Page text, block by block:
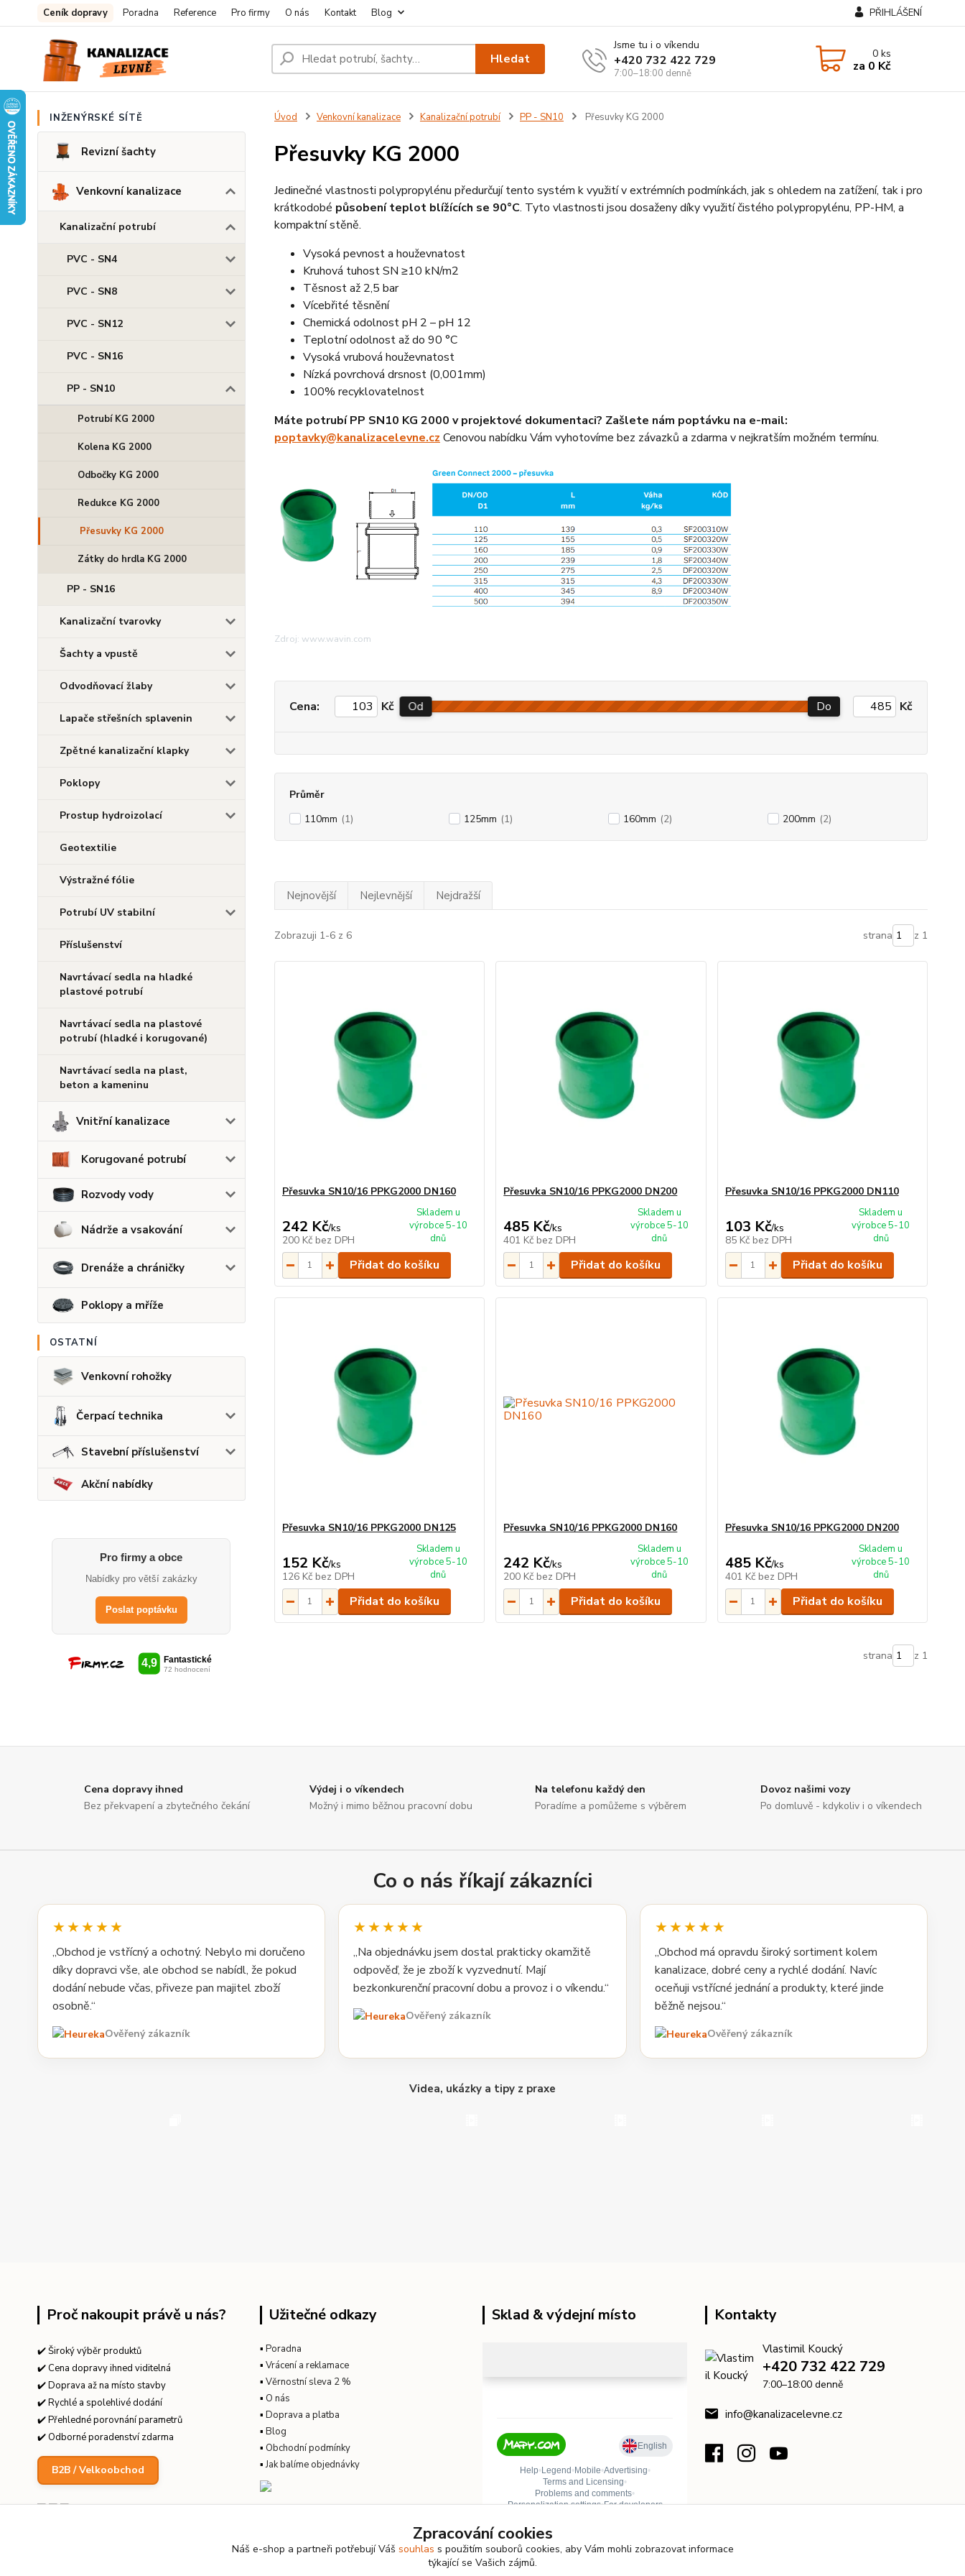
Ceník dopravy Poradna Reference Pro firmy O nás Kontakt Blog PŘIHLÁŠENÍ
Hledat
Jsme tu i o víkendu
+420 732 422 729
7:00–18:00 denně
0ks
za 0 Kč
INŽENÝRSKÉ SÍTĚ
Revizní šachty
Venkovní kanalizace
Kanalizační potrubí
PVC - SN4
PVC - SN8
PVC - SN12
PVC - SN16
PP - SN10
Potrubí KG 2000
Kolena KG 2000
Odbočky KG 2000
Redukce KG 2000
Přesuvky KG 2000
Zátky do hrdla KG 2000
PP - SN16
Kanalizační tvarovky
Šachty a vpustě
Odvodňovací žlaby
Lapače střešních splavenin
Zpětné kanalizační klapky
Poklopy
Prostup hydroizolací
Geotextilie
Výstražné fólie
Potrubí UV stabilní
Příslušenství
Navrtávací sedla na hladké
plastové potrubí
Navrtávací sedla na plastové
potrubí (hladké i korugované)
Navrtávací sedla na plast,
beton a kameninu
Vnitřní kanalizace
Korugované potrubí
Rozvody vody
Nádrže a vsakování
Drenáže a chráničky
Poklopy a mříže
OSTATNÍ
Venkovní rohožky
Čerpací technika
Stavební příslušenství
Akční nabídky
Pro firmy a obce
Nabídky pro větší zakázky
Poslat poptávku
Úvod Venkovní kanalizace Kanalizační potrubí PP - SN10 Přesuvky KG 2000
Přesuvky KG 2000
Jedinečné vlastnosti polypropylénu předurčují tento systém k využití v extrémních podmínkách, jak s ohledem na zatížení, tak i pro
krátkodobé působení teplot blížících se 90°C. Tyto vlastnosti jsou dosaženy díky využití čistého polypropylénu, PP-HM, a
kompaktní stěně.
Vysoká pevnost a houževnatost
Kruhová tuhost SN ≥10 kN/m2
Těsnost až 2,5 bar
Vícebřité těsnění
Chemická odolnost pH 2 – pH 12
Teplotní odolnost až do 90 °C
Vysoká vrubová houževnatost
Nízká povrchová drsnost (0,001mm)
100% recyklovatelnost
Máte potrubí PP SN10 KG 2000 v projektové dokumentaci? Zašlete nám poptávku na e-mail:
poptavky@kanalizacelevne.cz Cenovou nabídku Vám vyhotovíme bez závazků a zdarma v nejkratším možném termínu.
Zdroj: www.wavin.com
Cena: Kč Od Do Kč
Průměr
110mm (1) 125mm (1) 160mm (2) 200mm (2)
Nejnovější Nejlevnější Nejdražší
Zobrazuji 1-6 z 6 strana z 1
Přesuvka SN10/16 PPKG2000 DN160
242 Kč/ks
200 Kč bez DPH
Skladem u
výrobce 5-10
dnů
Přidat do košíku
Přesuvka SN10/16 PPKG2000 DN200
485 Kč/ks
401 Kč bez DPH
Skladem u
výrobce 5-10
dnů
Přidat do košíku
Přesuvka SN10/16 PPKG2000 DN110
103 Kč/ks
85 Kč bez DPH
Skladem u
výrobce 5-10
dnů
Přidat do košíku
Přesuvka SN10/16 PPKG2000 DN125
152 Kč/ks
126 Kč bez DPH
Skladem u
výrobce 5-10
dnů
Přidat do košíku
Přesuvka SN10/16 PPKG2000 DN160
242 Kč/ks
200 Kč bez DPH
Skladem u
výrobce 5-10
dnů
Přidat do košíku
Přesuvka SN10/16 PPKG2000 DN200
485 Kč/ks
401 Kč bez DPH
Skladem u
výrobce 5-10
dnů
Přidat do košíku
strana z 1
Cena dopravy ihned
Bez překvapení a zbytečného čekání
Výdej i o víkendech
Možný i mimo běžnou pracovní dobu
Na telefonu každý den
Poradíme a pomůžeme s výběrem
Dovoz našimi vozy
Po domluvě - kdykoliv i o víkendech
Co o nás říkají zákazníci
★★★★★
„Obchod je vstřícný a ochotný. Nebylo mi doručeno
díky dopravci vše, ale obchod se nabídl, že pokud
dodání nebude včas, přiveze pan majitel zboží
osobně.“
Ověřený zákazník
★★★★★
„Na objednávku jsem dostal prakticky okamžitě
odpověď, že je zboží k vyzvednutí. Mají
bezkonkurenční pracovní dobu a provoz i o víkendu.“
Ověřený zákazník
★★★★★
„Obchod má opravdu široký sortiment kolem
kanalizace, dobré ceny a rychlé dodání. Navíc
oceňuji vstřícné jednání a produkty, které jinde
běžně nejsou.“
Ověřený zákazník
Videa, ukázky a tipy z praxe
Proč nakoupit právě u nás?
✔️ Široký výběr produktů
✔️ Cena dopravy ihned viditelná
✔️ Doprava až na místo stavby
✔️ Rychlé a spolehlivé dodání
✔️ Přehledné porovnání parametrů
✔️ Odborné poradenství zdarma
B2B / Velkoobchod
Užitečné odkazy
▪ Poradna
▪ Vrácení a reklamace
▪ Věrnostní sleva 2 %
▪ O nás
▪ Doprava a platba
▪ Blog
▪ Obchodní podmínky
▪Jak balíme objednávky
Sklad & výdejní místo Kontakty
Vlastimil Koucký
+420 732 422 729
7:00–18:00 denně
info@kanalizacelevne.cz
Zpracování cookies
Náš e-shop a partneři potřebují Váš souhlas s použitím souborů cookies, aby Vám mohli zobrazovat informace
týkající se Vašich zájmů.